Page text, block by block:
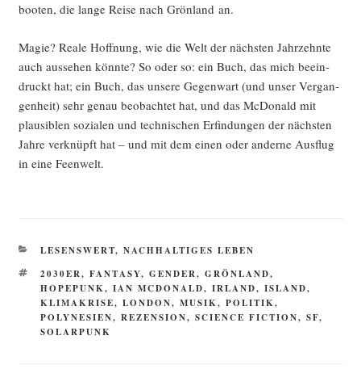
boo­ten, die lan­ge Rei­se nach Grön­land an.
Magie? Rea­le Hoff­nung, wie die Welt der nächs­ten Jahr­zehn­te
auch aus­se­hen könn­te? So oder so: ein Buch, das mich beein­
druckt hat; ein Buch, das unse­re Gegen­wart (und unser Ver­gan­
gen­heit) sehr genau beob­ach­tet hat, und das McDo­nald mit
plau­si­blen sozia­len und tech­ni­schen Erfin­dun­gen der nächs­ten
Jah­re ver­knüpft hat – und mit dem einen oder ander­ne Aus­flug
in eine Feenwelt.
KATEGORIEN
LESENSWERT, NACHHALTIGES LEBEN
SCHLAGWÖRTER
2030ER, FANTASY, GENDER, GRÖNLAND,
HOPEPUNK, IAN MCDONALD, IRLAND, ISLAND,
KLIMAKRISE, LONDON, MUSIK, POLITIK,
POLYNESIEN, REZENSION, SCIENCE FICTION, SF,
SOLARPUNK